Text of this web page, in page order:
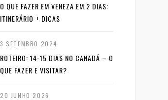
O QUE FAZER EM VENEZA EM 2 DIAS:
ITINERÁRIO + DICAS
3 SETEMBRO 2024
ROTEIRO: 14-15 DIAS NO CANADÁ – O
QUE FAZER E VISITAR?
20 JUNHO 2026